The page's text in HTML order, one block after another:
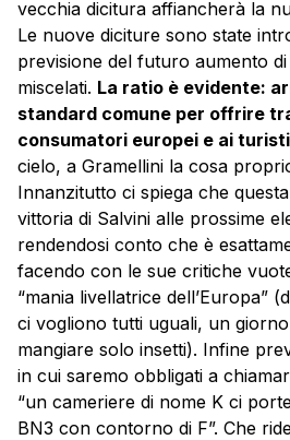
vecchia dicitura affiancherà la
Le nuove diciture sono state
previsione del futuro aumento
miscelati. La ratio è evidente:
standard comune per offrire
consumatori europei e ai
cielo, a Gramellini la cosa
Innanzitutto ci spiega che
vittoria di Salvini alle prossime
rendendosi conto che è
facendo con le sue critiche
“mania livellatrice dell’Europa”
ci vogliono tutti uguali, un
mangiare solo insetti). Infine
in cui saremo obbligati a
“un cameriere di nome K ci
BN3 con contorno di F”. Che